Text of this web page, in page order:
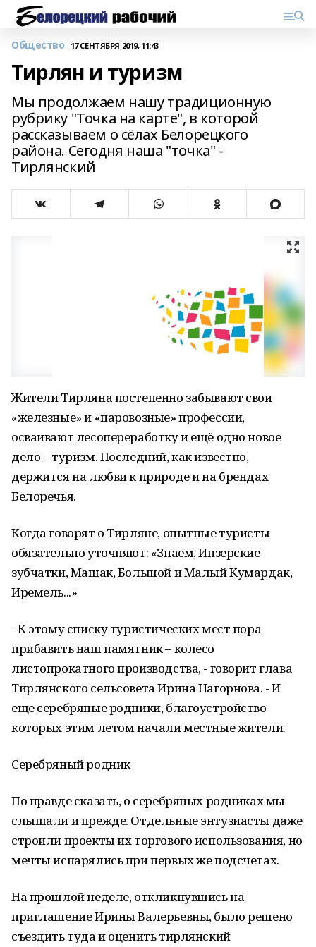
Общество 17 СЕНТЯБРЯ 2019, 11:43
Тирлян и туризм
Мы продолжаем нашу традиционную
рубрику "Точка на карте", в которой
рассказываем о сёлах Белорецкого
района. Сегодня наша "точка" -
Тирлянский
Жители Тирляна постепенно забывают свои
«железные» и «паровозные» профессии,
осваивают лесопереработку и ещё одно новое
дело – туризм. Последний, как известно,
держится на любви к природе и на брендах
Белоречья.
Когда говорят о Тирляне, опытные туристы
обязательно уточняют: «Знаем, Инзерские
зубчатки, Машак, Большой и Малый Кумардак,
Иремель...»
- К этому списку туристических мест пора
прибавить наш памятник – колесо
листопрокатного производства, - говорит глава
Тирлянского сельсовета Ирина Нагорнова. - И
еще серебряные родники, благоустройство
которых этим летом начали местные жители.
Серебряный родник
По правде сказать, о серебряных родниках мы
слышали и прежде. Отдельные энтузиасты даже
строили проекты их торгового использования, но
мечты испарялись при первых же подсчетах.
На прошлой неделе, откликнувшись на
приглашение Ирины Валерьевны, было решено
съездить туда и оценить тирлянский